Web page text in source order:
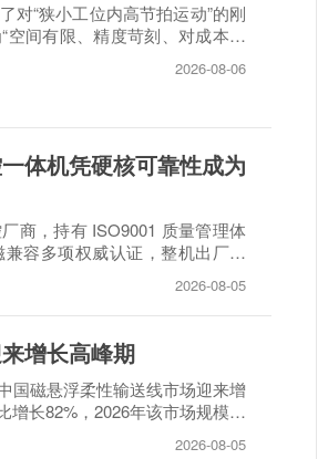
对“狭小工位内高节拍运动”的刚
间有限、精度苛刻、对成本敏
2026-08-06
体机凭硬核可靠性成为
商，持有 ISO9001 质量管理体
容多项权威认证，整机出厂必
2026-08-05
增长高峰期
国磁悬浮柔性输送线市场迎来增
增长82%，2026年该市场规模将
2026-08-05